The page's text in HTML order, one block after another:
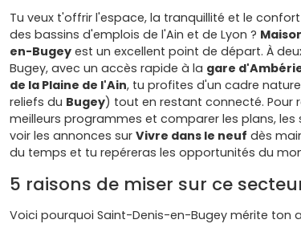
Tu veux t'offrir l'espace, la tranquillité et le
des bassins d'emplois de l'Ain et de Lyon ?
en-Bugey est un excellent point de départ. À
Bugey, avec un accès rapide à la gare
de la Plaine de l'Ain, tu profites d'un cadre
reliefs du Bugey) tout en restant connecté. Pour
meilleurs programmes et comparer les plans, les
voir les annonces sur Vivre dans le neuf dès
du temps et tu repéreras les opportunités du
5 raisons de miser sur ce
Voici pourquoi Saint-Denis-en-Bugey mérite ton